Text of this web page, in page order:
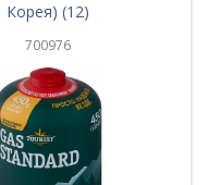
Корея) (12)
700976